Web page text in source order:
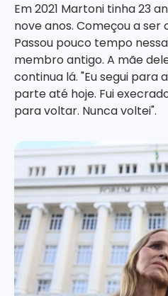
Em 2021 Martoni tinha 23
nove anos. Começou a ser
Passou pouco tempo
membro antigo. A mãe
continua lá. "Eu segui para
parte até hoje. Fui
para voltar. Nunca voltei".